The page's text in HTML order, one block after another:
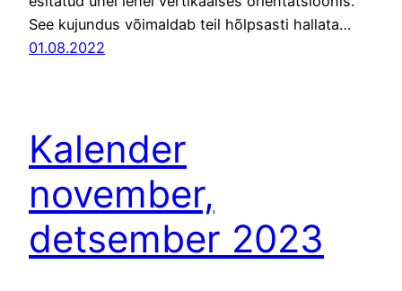
See kujundus võimaldab teil hõlpsasti hallata…
01.08.2022
Kalender
november,
detsember 2023